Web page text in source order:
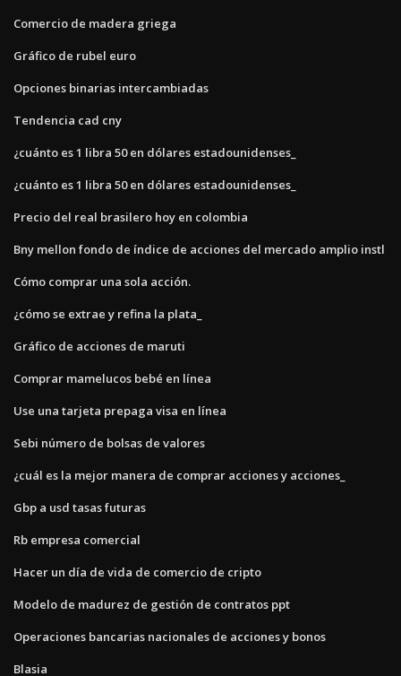
Comercio de madera griega
Gráfico de rubel euro
Opciones binarias intercambiadas
Tendencia cad cny
¿cuánto es 1 libra 50 en dólares estadounidenses_
¿cuánto es 1 libra 50 en dólares estadounidenses_
Precio del real brasilero hoy en colombia
Bny mellon fondo de índice de acciones del mercado amplio instl
Cómo comprar una sola acción.
¿cómo se extrae y refina la plata_
Gráfico de acciones de maruti
Comprar mamelucos bebé en línea
Use una tarjeta prepaga visa en línea
Sebi número de bolsas de valores
¿cuál es la mejor manera de comprar acciones y acciones_
Gbp a usd tasas futuras
Rb empresa comercial
Hacer un día de vida de comercio de cripto
Modelo de madurez de gestión de contratos ppt
Operaciones bancarias nacionales de acciones y bonos
Blasia